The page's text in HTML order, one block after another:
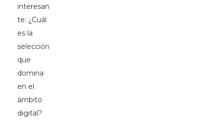
interesan
te: ¿Cuál
es la
selección
que
domina
en el
ámbito
digital?